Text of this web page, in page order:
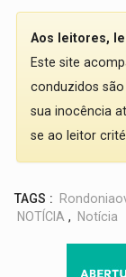
Aos leitores,
Este site
conduzidos
sua inocência
se ao leitor
TAGS :
NOTÍCIA , Notícia